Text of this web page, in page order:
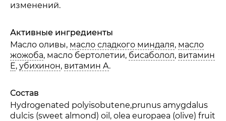
изменений.
Активные ингредиенты
Масло оливы, масло сладкого миндаля, масло
жожоба, масло бертолетии, бисаболол, витамин
E,убихинон, витамин A.
Состав
Hydrogenated polyisobutene,prunus amygdalus
dulcis (sweet almond) oil, olea europaea (olive) fruit